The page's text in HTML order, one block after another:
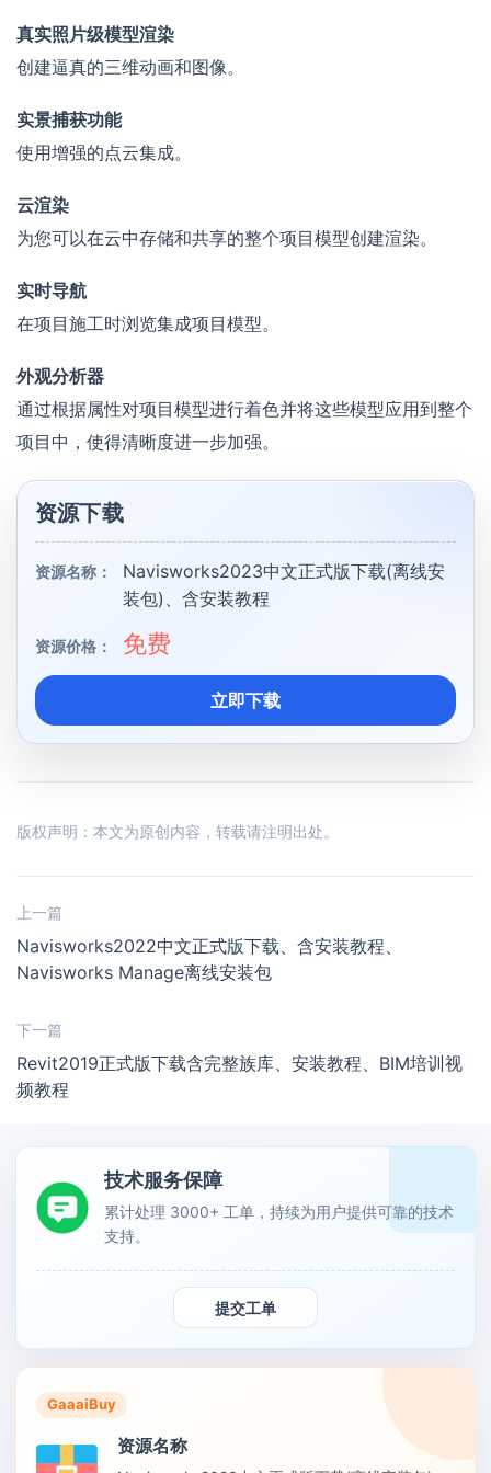
真实照片级模型渲染
创建逼真的三维动画和图像。
实景捕获功能
使用增强的点云集成。
云渲染
为您可以在云中存储和共享的整个项目模型创建渲染。
实时导航
在项目施工时浏览集成项目模型。
外观分析器
通过根据属性对项目模型进行着色并将这些模型应用到整个
项目中，使得清晰度进一步加强。
资源下载
资源名称：
Navisworks2023中文正式版下载(离线安
装包)、含安装教程
资源价格： 免费
立即下载
版权声明：本文为原创内容，转载请注明出处。
上一篇
Navisworks2022中文正式版下载、含安装教程、
Navisworks Manage离线安装包
下一篇
Revit2019正式版下载含完整族库、安装教程、BIM培训视
频教程
技术服务保障
累计处理 3000+ 工单，持续为用户提供可靠的技术
支持。
提交工单
GaaaiBuy
资源名称